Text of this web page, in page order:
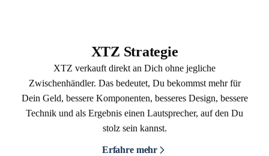
XTZ Strategie
XTZ verkauft direkt an Dich ohne jegliche
Zwischenhändler. Das bedeutet, Du bekommst mehr für
Dein Geld, bessere Komponenten, besseres Design, bessere
Technik und als Ergebnis einen Lautsprecher, auf den Du
stolz sein kannst.
Erfahre mehr